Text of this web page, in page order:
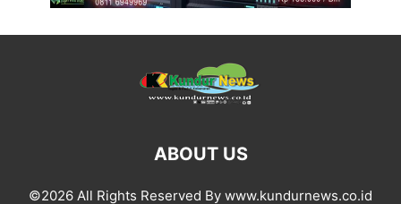
ABOUT US
©2026 All Rights Reserved By www.kundurnews.co.id